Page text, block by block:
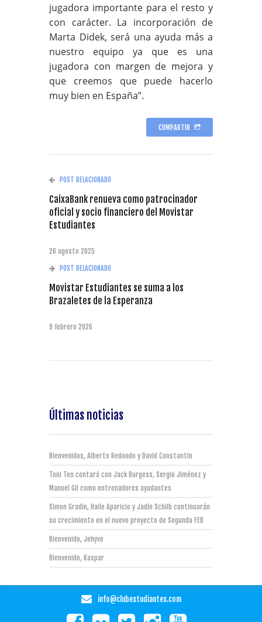
jugadora importante para el resto y
con carácter. La incorporación de
Marta Didek, será una ayuda más a
nuestro equipo ya que es una
jugadora con margen de mejora y
que creemos que puede hacerlo
muy bien en España”.
COMPARTIR
POST RELACIONADO
CaixaBank renueva como patrocinador
oficial y socio financiero del Movistar
Estudiantes
26 agosto 2025
POST RELACIONADO
Movistar Estudiantes se suma a los
Brazaletes de la Esperanza
9 febrero 2026
Últimas noticias
Bienvenidos, Alberto Redondo y David Constantin
Toni Ten contará con Jack Burgess, Sergio Jiménez y
Manuel Gil como entrenadores ayudantes
Simon Gradin, Haile Aparicio y Jadin Schilb continuarán
su crecimiento en el nuevo proyecto de Segunda FEB
Bienvenido, Jehyve
Bienvenido, Kaspar
info@clubestudiantes.com